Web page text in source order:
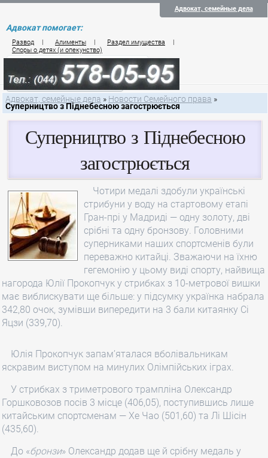
Адвокат, семейные дела
Адвокат помогает:
Развод | Алименты | Раздел имущества
|
Споры о детях (и опекунство)
Цены на услуги по семейному праву
Контакты семейного юриста
Адвокат, семейные дела » Новости Семейного права »
Суперництво з Піднебесною загострюється
Суперництво з Піднебесною
загострюється
Чотири медалі здобули українські
стрибуни у воду на стартовому етапі
Гран-прі у Мадриді — одну золоту, дві
срібні та одну бронзову. Головними
суперниками наших спортсменів були
переважно китайці. Зважаючи на їхню
гегемонію у цьому виді спорту, найвища
нагорода Юлії Прокопчук у стрибках з 10-метрової вишки
має виблискувати ще більше: у підсумку українка набрала
342,80 очок, зумівши випередити на 3 бали китаянку Сі
Яцзи (339,70).
Юлія Прокопчук запам’яталася вболівальникам
яскравим виступом на минулих Олімпійських іграх.
У стрибках з триметрового трампліна Олександр
Горшковозов посів 3 місце (406,05), поступившись лише
китайським спортсменам — Хе Чао (501,60) та Лі Шісін
(435,60).
До «бронзи» Олександр додав ще й срібну медаль у